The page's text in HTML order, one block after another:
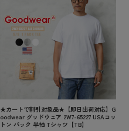
★カートで割引対象品★【即日出荷対応】G
oodwear グッドウェア 2W7-65227 USAコッ
トン パック 半袖 Tシャツ【TB】